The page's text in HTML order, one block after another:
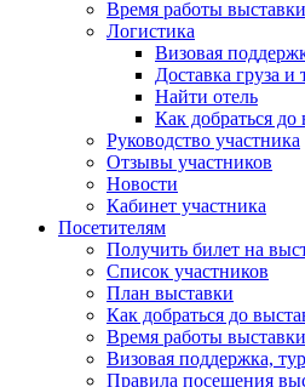
Время работы выставки
Логистика
Визовая
Доставка груза
Найти отель
Как добраться до
Руководство участника
Отзывы участников
Новости
Кабинет участника
Посетителям
Получить билет на
Список участников
План выставки
Как добраться до
Время работы выставки
Визовая поддержка,
Правила посещения